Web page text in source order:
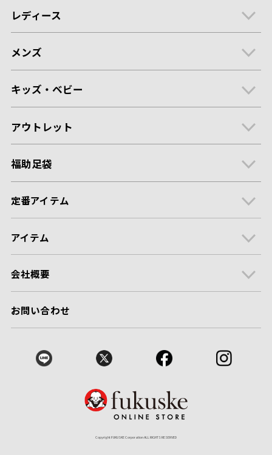
レディース
メンズ
キッズ・ベビー
アウトレット
福助足袋
定番アイテム
アイテム
会社概要
お問い合わせ
Copyright FUKUSKE Corporation ALL RIGHTS RESERVED